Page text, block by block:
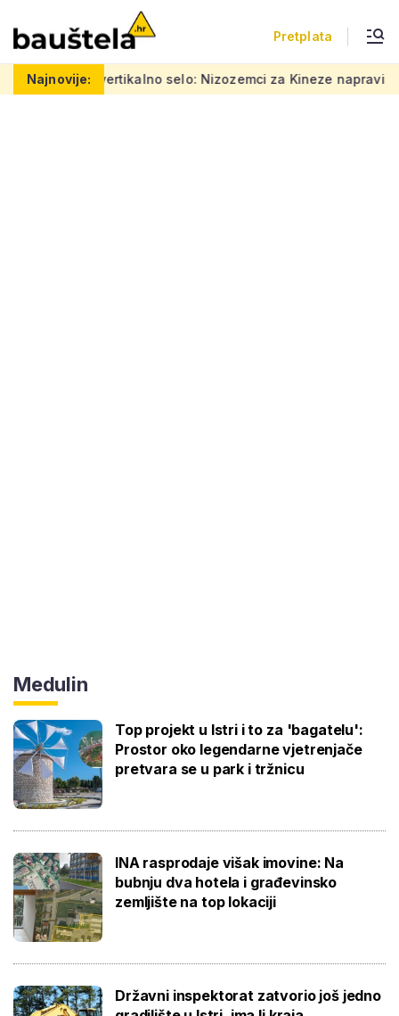
Pretplata
Najnovije:
Šareno vertikalno selo: Nizozemci za Kineze napravili
Medulin
Top projekt u Istri i to za 'bagatelu':
Prostor oko legendarne vjetrenjače
pretvara se u park i tržnicu
INA rasprodaje višak imovine: Na
bubnju dva hotela i građevinsko
zemljište na top lokaciji
Državni inspektorat zatvorio još jedno